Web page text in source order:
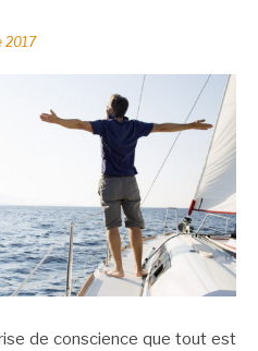
2017
de conscience que tout est